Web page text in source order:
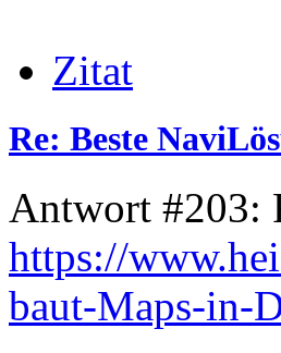
Zitat
Re: Beste
Antwort #203:
https://
baut-Maps-in-